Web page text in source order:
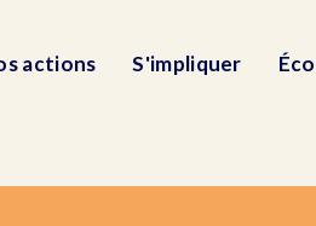
actions S'impliquer